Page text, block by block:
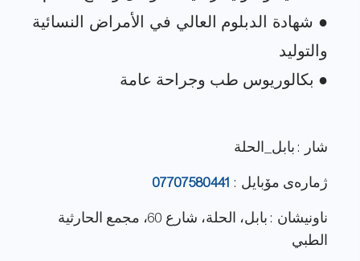
● شهادة الدبلوم العالي في الأمراض النسائية
شار : بابل_الحلة
ژماره‌ی مۆبایل : 07707580441
ناونيشان : بابل، الحلة، شارع 60، مجمع الحارثية
الطبي